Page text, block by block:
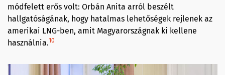
módfelett erős volt: Orbán Anita arról beszélt
hallgatóságának, hogy hatalmas lehetőségek rejlenek az
amerikai LNG-ben, amit Magyarországnak ki kellene
használnia.10